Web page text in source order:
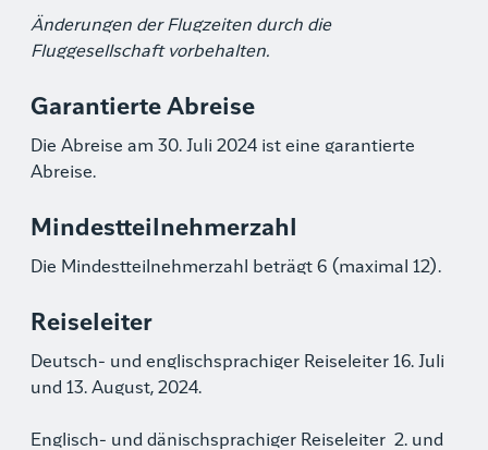
Änderungen der Flugzeiten durch die
Fluggesellschaft vorbehalten.
Garantierte Abreise
Die Abreise am 30. Juli 2024 ist eine garantierte
Abreise.
Mindestteilnehmerzahl
Die Mindestteilnehmerzahl beträgt 6 (maximal 12).
Reiseleiter
Deutsch- und englischsprachiger Reiseleiter 16. Juli
und 13. August, 2024.
Englisch- und dänischsprachiger Reiseleiter 2. und